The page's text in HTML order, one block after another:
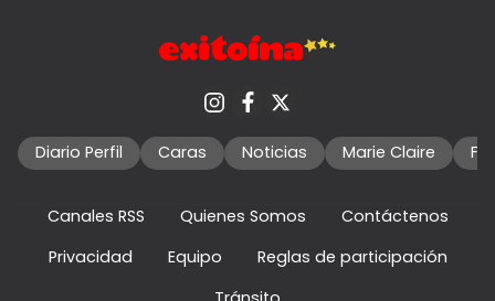
Diario Perfil Caras Noticias Marie Claire
Canales RSS Quienes Somos
Contáctenos
Privacidad
Equipo
Reglas de participación